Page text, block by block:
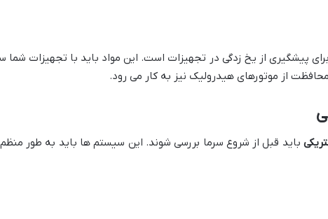
پیشگیری از یخ زدگی در تجهیزات است. این مواد باید با تجهیزات شما
از موتورهای هیدرولیک نیز به کار می رود​.
باید قبل از شروع سرما بررسی شوند. این سیستم ها باید به طور